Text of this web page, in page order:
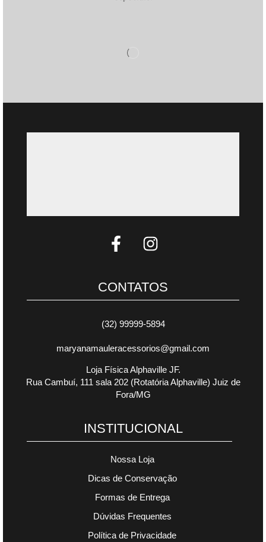
CONTATOS
(32) 99999-5894
maryanamauleracessorios@gmail.com
Loja Física Alphaville JF.
Rua Cambuí, 111 sala 202 (Rotatória Alphaville) Juiz de
Fora/MG
INSTITUCIONAL
Nossa Loja
Dicas de Conservação
Formas de Entrega
Dúvidas Frequentes
Política de Privacidade